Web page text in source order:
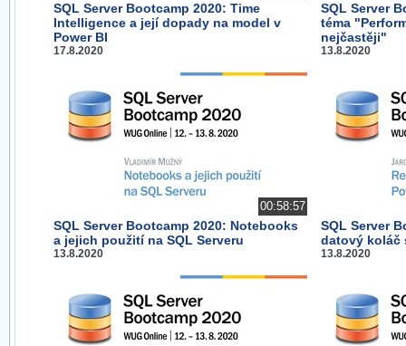
SQL Server Bootcamp 2020: Time
Intelligence a její dopady na model v
Power BI
17.8.2020
SQL Server
téma
nejčastěji"
13.8.2020
00:58:57
SQL Server Bootcamp 2020: Notebooks
a jejich použití na SQL Serveru
13.8.2020
SQL Server
datový koláč
13.8.2020